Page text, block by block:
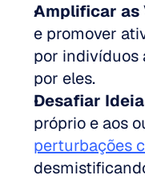
Amplificar as
e promover
por indivíduos
por eles.
Desafiar
perturbações